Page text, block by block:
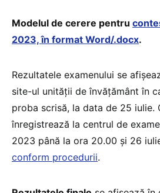
Modelul de cerere pentru
2023, în format Word/.docx.
Rezultatele examenului se
site-ul unității de învățământ în
proba scrisă, la data de 25 iulie.
înregistrează la centrul de
2023 până la ora 20.00 și 26
conform procedurii.